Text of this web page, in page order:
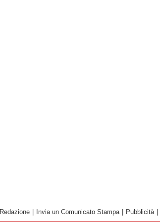
Redazione Invia un Comunicato Stampa Pubblicità